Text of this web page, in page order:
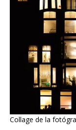
Collage de la